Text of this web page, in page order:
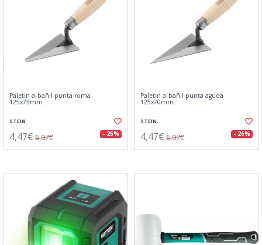
Paletin albañil punta roma
125x75mm.
STEIN
4,47€ 6,07€ - 26%
Paletin albañil punta aguda
125x70mm.
STEIN
4,47€ 6,07€ - 26%